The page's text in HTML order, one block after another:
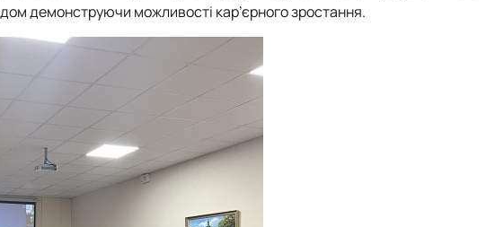
демонструючи можливості кар’єрного зростання.